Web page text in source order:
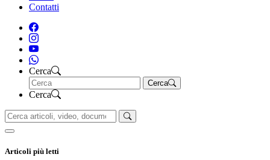
Contatti
Cerca
Cerca
Cerca
Articoli più letti